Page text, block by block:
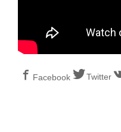
Facebook Twitter